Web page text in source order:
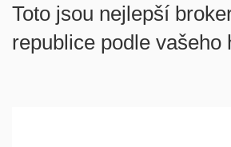
Toto jsou nejlepší
republice podle vašeho